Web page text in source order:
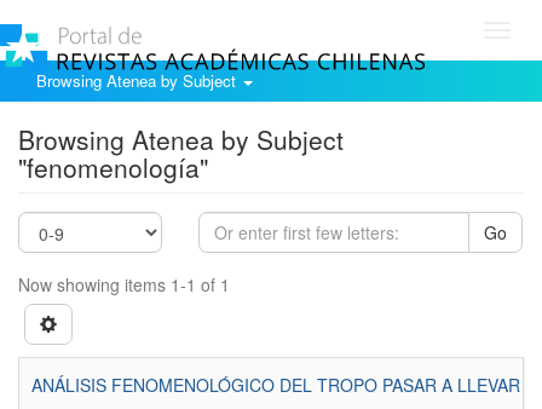
Browsing Atenea by Subject
Browsing Atenea by Subject
"fenomenología"
Go
Now showing items 1-1 of 1
ANÁLISIS FENOMENOLÓGICO DEL TROPO PASAR A LLEVAR